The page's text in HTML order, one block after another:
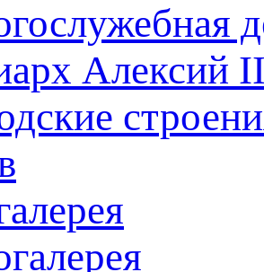
Алексий